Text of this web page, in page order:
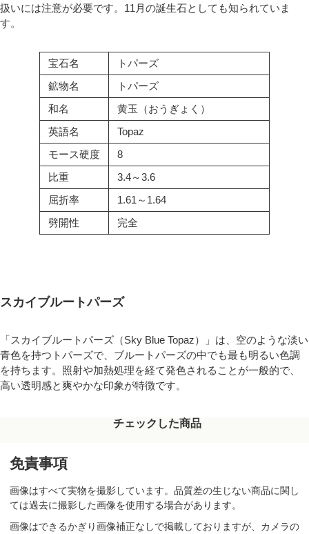
扱いには注意が必要です。11月の誕生石としても知られていま
す。
宝石名
トパーズ
鉱物名
トパーズ
和名
黄玉（おうぎょく）
英語名
Topaz
モース硬度
8
比重
3.4～3.6
屈折率
1.61～1.64
劈開性
完全
スカイブルートパーズ
「スカイブルートパーズ（Sky Blue Topaz）」は、空のような淡い
青色を持つトパーズで、ブルートパーズの中でも最も明るい色調
を持ちます。照射や加熱処理を経て発色されることが一般的で、
高い透明感と爽やかな印象が特徴です。
チェックした商品
免責事項
画像はすべて実物を撮影しています。品質差の生じない商品に関し
ては過去に撮影した画像を使用する場合があります。
画像はできるかぎり画像補正なしで掲載しておりますが、カメラの